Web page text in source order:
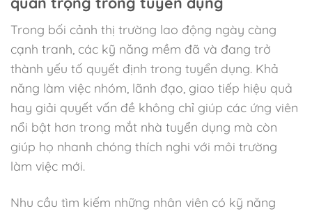
Trong bối cảnh thị trường lao động ngày càng
cạnh tranh, các kỹ năng mềm đã và đang trở
thành yếu tố quyết định trong tuyển dụng. Khả
năng làm việc nhóm, lãnh đạo, giao tiếp hiệu quả
hay giải quyết vấn đề không chỉ giúp các ứng viên
nổi bật hơn trong mắt nhà tuyển dụng mà còn
giúp họ nhanh chóng thích nghi với môi trường
làm việc mới.
Nhu cầu tìm kiếm những nhân viên có kỹ năng